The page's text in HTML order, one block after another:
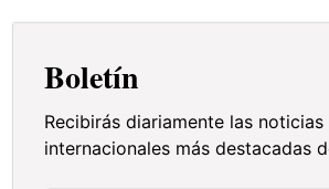
Boletín
Recibirás diariamente las noticias
internacionales más destacadas